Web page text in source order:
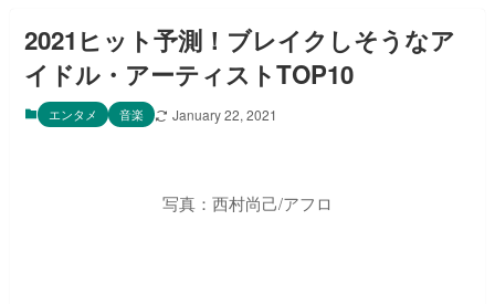
2021ヒット予測！ブレイクしそうなア
イドル・アーティストTOP10
エンタメ 音楽 January 22, 2021
写真：西村尚己/アフロ